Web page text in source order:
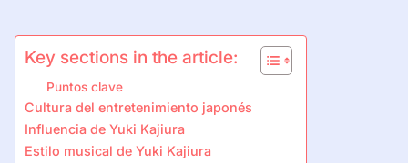
Key sections in the article:
Puntos clave
Cultura del entretenimiento japonés
Influencia de Yuki Kajiura
Estilo musical de Yuki Kajiura